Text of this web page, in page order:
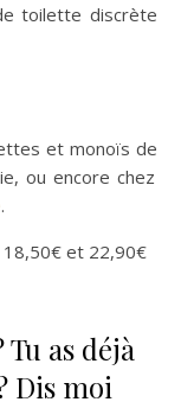
toilette discrète
et monoïs de
ou encore chez
.
18,50€ et 22,90€
as déjà
Dis moi